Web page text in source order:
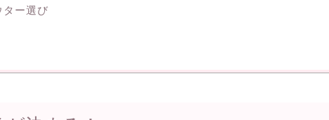
ー選び